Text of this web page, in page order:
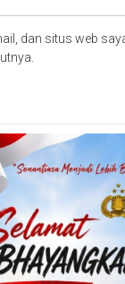
dan situs web